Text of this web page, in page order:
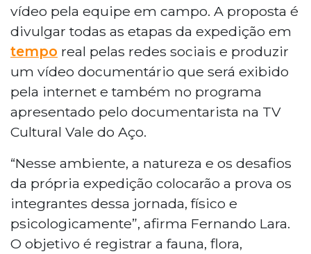
vídeo pela equipe em campo. A proposta é
divulgar todas as etapas da expedição em
tempo real pelas redes sociais e produzir
um vídeo documentário que será exibido
pela internet e também no programa
apresentado pelo documentarista na TV
Cultural Vale do Aço.
“Nesse ambiente, a natureza e os desafios
da própria expedição colocarão a prova os
integrantes dessa jornada, físico e
psicologicamente”, afirma Fernando Lara.
O objetivo é registrar a fauna, flora,